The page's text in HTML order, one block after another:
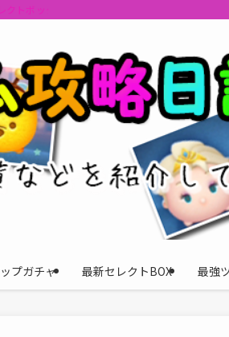
トボックスの情報を最速で提供しビンゴのお
プガチャ 最新セレクトBOX 最強